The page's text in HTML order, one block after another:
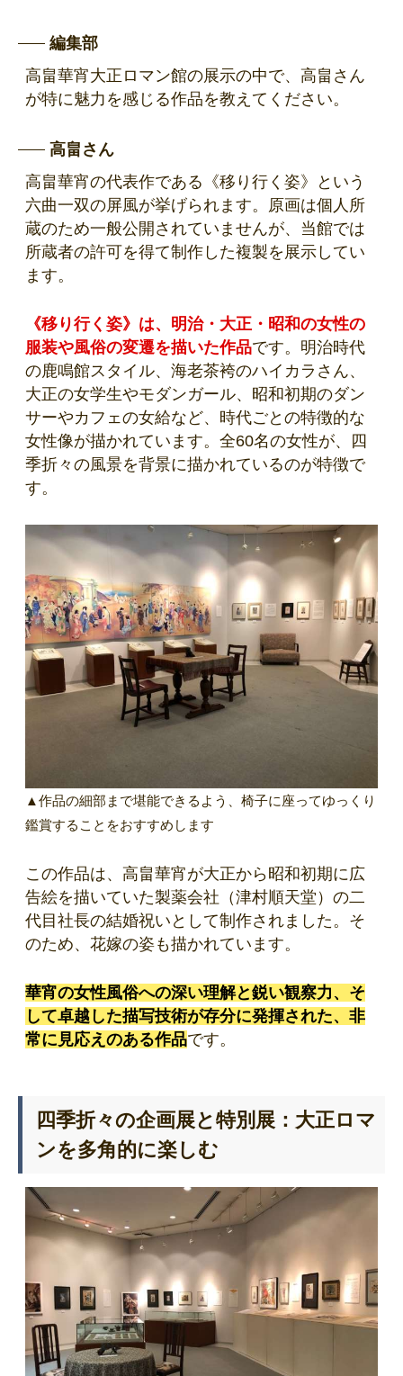
編集部
高畠華宵大正ロマン館の展示の中で、高畠さん
が特に魅力を感じる作品を教えてください。
高畠さん
高畠華宵の代表作である《移り行く姿》という
六曲一双の屏風が挙げられます。原画は個人所
蔵のため一般公開されていませんが、当館では
所蔵者の許可を得て制作した複製を展示してい
ます。
《移り行く姿》は、明治・大正・昭和の女性の
服装や風俗の変遷を描いた作品です。明治時代
の鹿鳴館スタイル、海老茶袴のハイカラさん、
大正の女学生やモダンガール、昭和初期のダン
サーやカフェの女給など、時代ごとの特徴的な
女性像が描かれています。全60名の女性が、四
季折々の風景を背景に描かれているのが特徴で
す。
▲作品の細部まで堪能できるよう、椅子に座ってゆっくり
鑑賞することをおすすめします
この作品は、高畠華宵が大正から昭和初期に広
告絵を描いていた製薬会社（津村順天堂）の二
代目社長の結婚祝いとして制作されました。そ
のため、花嫁の姿も描かれています。
華宵の女性風俗への深い理解と鋭い観察力、そ
して卓越した描写技術が存分に発揮された、非
常に見応えのある作品です。
四季折々の企画展と特別展：大正ロマ
ンを多角的に楽しむ